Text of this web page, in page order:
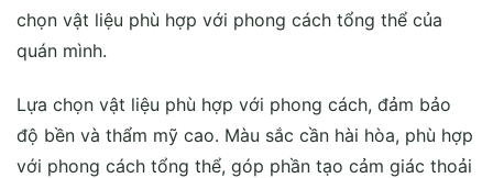
chọn vật liệu phù hợp với phong cách tổng thể của
quán mình.
Lựa chọn vật liệu phù hợp với phong cách, đảm bảo
độ bền và thẩm mỹ cao. Màu sắc cần hài hòa, phù hợp
với phong cách tổng thể, góp phần tạo cảm giác thoải